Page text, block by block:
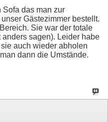
das man zur
Gästezimmer bestellt.
Sie war der totale
sagen). Leider habe
auch wieder abholen
dann die Umstände.